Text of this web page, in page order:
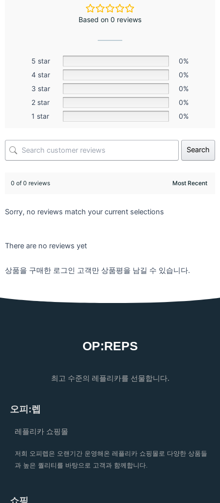
Based on 0 reviews
5 star
0%
4 star
0%
3 star
0%
2 star
0%
1 star
0%
Search
0 of 0 reviews
Sorry, no reviews match your current selections
There are no reviews yet
상품을 구매한 로그인 고객만 상품평을 남길 수 있습니다.
OP:REPS
최고 수준의 레플리카를 선물합니다.
오피:렙
레플리카 쇼핑몰
저희 오피렙은 오랜기간 운영해온 레플리카 쇼핑몰로 다양한 상품들
과 높은 퀄리티를 바탕으로 고객과 함께합니다.
쇼핑